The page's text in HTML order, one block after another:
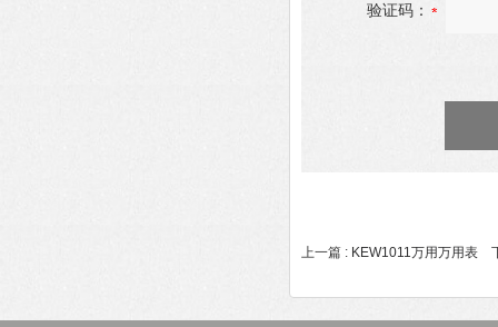
验证码：
上一篇 : KEW1011万用万用表